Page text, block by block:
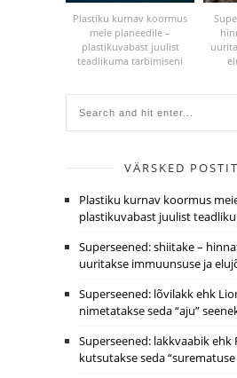
Plastiku kurnav koormus
meie planeedile –
plastikuvabast juulist
teadlikuma tarbimiseni
VÄRSKED
Plastiku kurnav koormus
plastikuvabast juulist
Superseened: shiitake –
uuritakse immuunsuse ja
Superseened: lõvilakk ehk
nimetatakse seda “aju”
Superseened: lakkvaabik ehk
kutsutakse seda “surematuse